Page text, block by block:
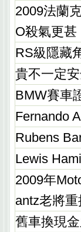
2009法蘭
O殺氣更甚
RS級隱藏
貴不一定
BMW賽車
Fernando
Rubens
Lewis
2009年
antz老將
舊車換現